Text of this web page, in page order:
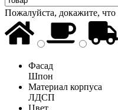
Пожалуйста, докажите,
Фасад
Шпон
Материал корпуса
ЛДСП
Цвет